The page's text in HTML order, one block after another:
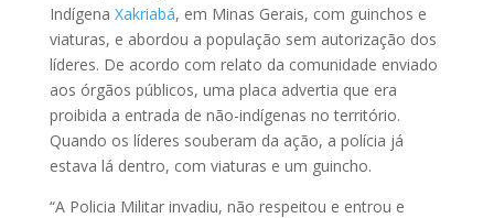
Indígena Xakriabá, em Minas Gerais, com guinchos e
viaturas, e abordou a população sem autorização dos
líderes. De acordo com relato da comunidade enviado
aos órgãos públicos, uma placa advertia que era
proibida a entrada de não-indígenas no território.
Quando os líderes souberam da ação, a polícia já
estava lá dentro, com viaturas e um guincho.
“A Policia Militar invadiu, não respeitou e entrou e